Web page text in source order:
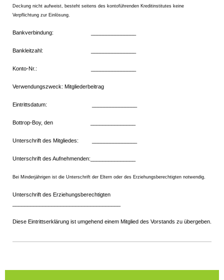
Deckung nicht aufweist, besteht seitens des kontoführenden Kreditinstitutes keine
Verpflichtung zur Einlösung.
Bankverbindung: _______________
Bankleitzahl: _______________
Konto-Nr.: _______________
Verwendungszweck: Mitgliederbeitrag
Eintrittsdatum: _______________
Bottrop-Boy, den _______________
Unterschrift des Mitgliedes: _______________
Unterschrift des Aufnehmenden:_______________
Bei Minderjährigen ist die Unterschrift der Eltern oder des Erziehungsberechtigten notwendig.
Unterschrift des Erziehungsberechtigten
Diese Eintrittserklärung ist umgehend einem Mitglied des Vorstands zu übergeben.